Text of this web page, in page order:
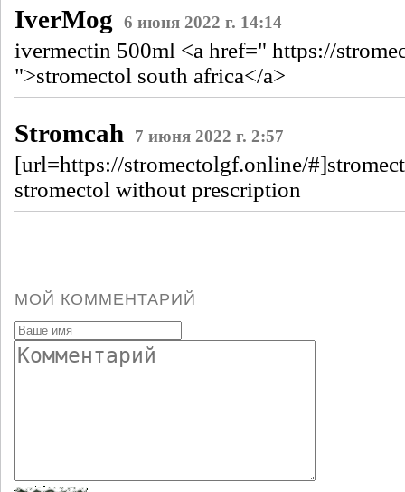
IverMog 6 июня 2022 г. 14:14
ivermectin 500ml <a href=" https://
">stromectol south africa</a>
Stromcah 7 июня 2022 г. 2:57
[url=https://stromectolgf.online/
stromectol without prescription
МОЙ КОММЕНТАРИЙ